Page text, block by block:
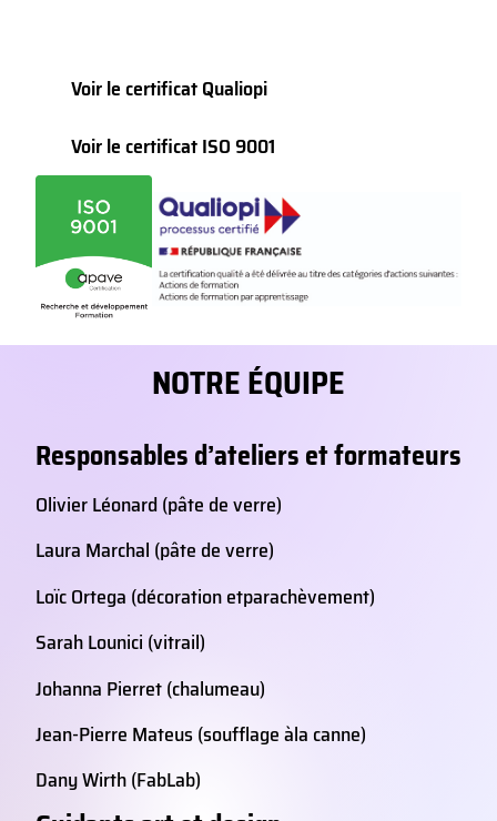
Voir le certificat Qualiopi
Voir le certificat ISO 9001
NOTRE ÉQUIPE
Responsables d’ateliers et formateurs
Olivier Léonard (pâte de verre)
Laura Marchal (pâte de verre)
Loïc Ortega (décoration etparachèvement)
Sarah Lounici (vitrail)
Johanna Pierret (chalumeau)
Jean-Pierre Mateus (soufflage àla canne)
Dany Wirth (FabLab)